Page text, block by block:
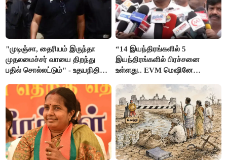
"முடிஞ்சா, தைரியம் இருந்தா
முதலமைச்சர் வாயை திறந்து
பதில் சொல்லட்டும்" - உதயநிதி
“14 இயந்திரங்களில் 5
இயந்திரங்களில் பிரச்சனை
உள்ளது.. EVM மெஷினே
இளங்கோ